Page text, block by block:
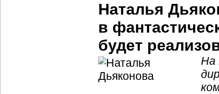
Наталья
в
будет
На